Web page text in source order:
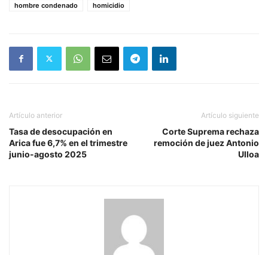
hombre condenado
homicidio
Artículo anterior
Tasa de desocupación en
Arica fue 6,7% en el trimestre
junio-agosto 2025
Artículo siguiente
Corte Suprema rechaza
remoción de juez Antonio
Ulloa